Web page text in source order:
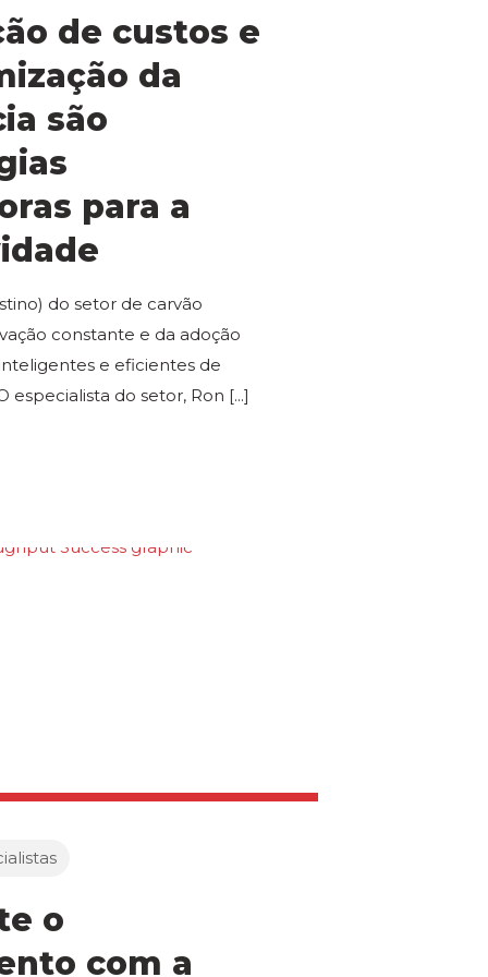
de custos e
da
são
para a
do setor de carvão
constante e da adoção
e eficientes de
especialista do setor, Ron [...]
o
com a